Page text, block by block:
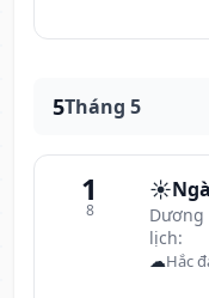
5Tháng 5
1
8
☀️
Dương
lịch:
☁Hắc